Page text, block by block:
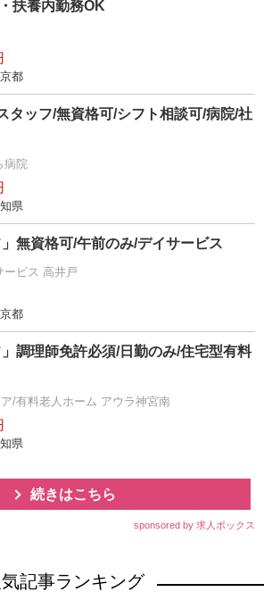
扶養内勤務OK
都
タッフ/無資格可/シフト相談可/病院/社
病院
県
」無資格可/午前のみ/デイサービス
ービス 高井戸
都
」調理師免許必須/日勤のみ/住宅型有料
/有料老人ホーム アウラ神宮南
県
続きはこちら
sponsored by 求人ボックス
気記事ランキング